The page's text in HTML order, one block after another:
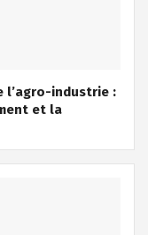
industrie :
et la